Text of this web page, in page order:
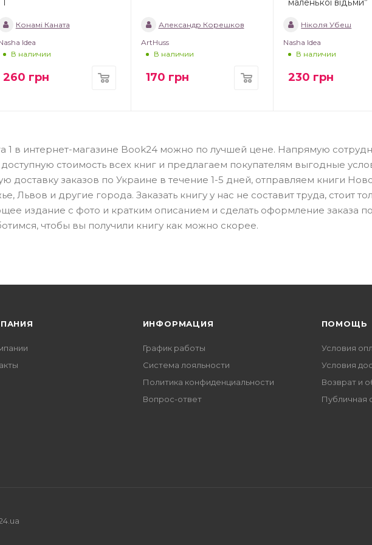
Конамі Каната
Idea
В наличии
260 грн
Александр Корешков
ArtHuss
В наличии
170 грн
Ніколя Убеш
Nasha Idea
В наличии
230 грн
1 в интернет-магазине Book24 можно по лучшей цене. Напрямую
стоимость всех книг и предлагаем покупателям выгодные
доставку заказов по Украине в течение 1-5 дней, отправляем книги
Львов и другие города. Заказать книгу у нас не составит труда, стоит
издание с фото и кратким описанием и сделать оформление заказа по
чтобы вы получили книгу как можно скорее.
ИНФОРМАЦИЯ
График работы
Система лояльности
Политика конфиденциальности
Вопрос-ответ
ПОМОЩЬ
Условия
Условия
Возврат и
Публичная